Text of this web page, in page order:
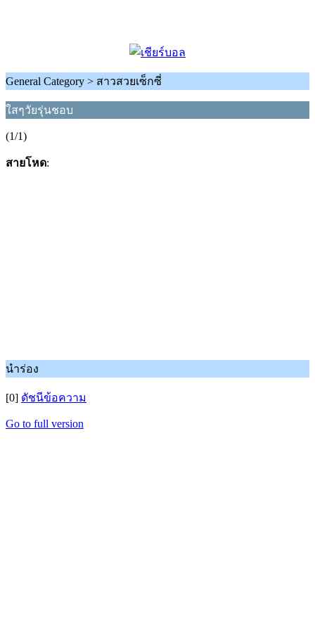
General Category > สาวสวยเซ็กซี่
ใสๆวัยรุ่นชอบ
(1/1)
สายโหด:
นำร่อง
[0] ดัชนีข้อความ
Go to full version